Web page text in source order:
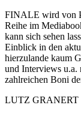
FINALE wird von
Reihe im
kann sich sehen
Einblick in den
hierzulande kaum
und Interviews u.a.
zahlreichen Boni
LUTZ GRANERT